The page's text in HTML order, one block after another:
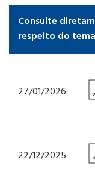
Consulte
respeito do
27/01/2026
22/12/2025